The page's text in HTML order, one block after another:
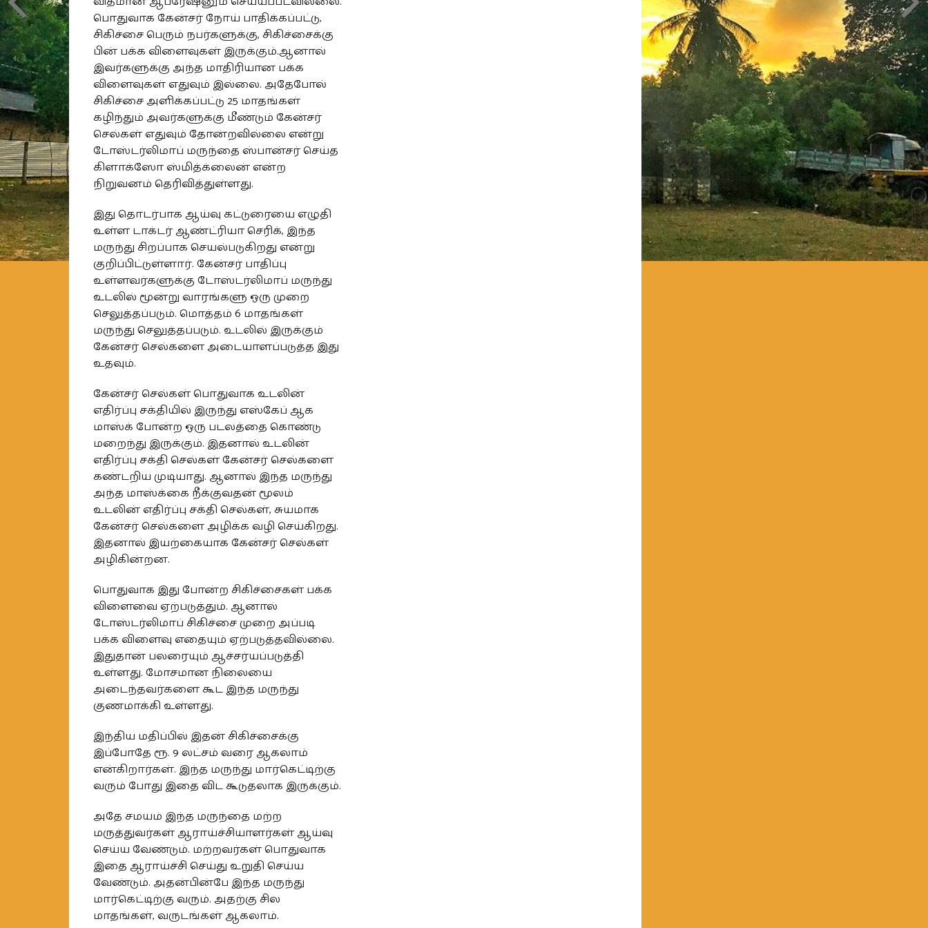
பொதுவாக கேன்சர் நோய் பாதிக்கப்பட்டு,
சிகிச்சை பெரும் நபர்களுக்கு, சிகிச்சைக்கு
பின் பக்க விளைவுகள் இருக்கும்.ஆனால்
இவர்களுக்கு அந்த மாதிரியான பக்க
விளைவுகள் எதுவும் இல்லை. அதேபோல்
சிகிச்சை அளிக்கப்பட்டு 25 மாதங்கள்
கழிந்தும் அவர்களுக்கு மீண்டும் கேன்சர்
செல்கள் எதுவும் தோன்றவில்லை என்று
டோஸ்டர்லிமாப் மருந்தை ஸ்பான்சர் செய்த
கிளாக்ஸோ ஸ்மித்க்லைன் என்ற
நிறுவனம் தெரிவித்துள்ளது.
இது தொடர்பாக ஆய்வு கட்டுரையை எழுதி
உள்ள டாக்டர் ஆண்ட்ரியா செரிக், இந்த
மருந்து சிறப்பாக செயல்படுகிறது என்று
குறிப்பிட்டுள்ளார். கேன்சர் பாதிப்பு
உள்ளவர்களுக்கு டோஸ்டர்லிமாப் மருந்து
உடலில் மூன்று வாரங்களு ஒரு முறை
செலுத்தப்படும். மொத்தம் 6 மாதங்கள்
மருந்து செலுத்தப்படும். உடலில் இருக்கும்
கேன்சர் செல்களை அடையாளப்படுத்த இது
உதவும்.
கேன்சர் செல்கள் பொதுவாக உடலின்
எதிர்ப்பு சக்தியில் இருந்து எஸ்கேப் ஆக
மாஸ்க் போன்ற ஒரு படலத்தை கொண்டு
மறைந்து இருக்கும். இதனால் உடலின்
எதிர்ப்பு சக்தி செல்கள் கேன்சர் செல்களை
கண்டறிய முடியாது. ஆனால் இந்த மருந்து
அந்த மாஸ்க்கை நீக்குவதன் மூலம்
உடலின் எதிர்ப்பு சக்தி செல்கள், சுயமாக
கேன்சர் செல்களை அழிக்க வழி செய்கிறது.
இதனால் இயற்கையாக கேன்சர் செல்கள்
அழிகின்றன.
பொதுவாக இது போன்ற சிகிச்சைகள் பக்க
விளைவை ஏற்படுத்தும். ஆனால்
டோஸ்டர்லிமாப் சிகிச்சை முறை அப்படி
பக்க விளைவு எதையும் ஏற்படுத்தவில்லை.
இதுதான் பலரையும் ஆச்சர்யப்படுத்தி
உள்ளது. மோசமான நிலையை
அடைந்தவர்களை கூட இந்த மருந்து
குணமாக்கி உள்ளது.
இந்திய மதிப்பில் இதன் சிகிச்சைக்கு
இப்போதே ரூ. 9 லட்சம் வரை ஆகலாம்
என்கிறார்கள். இந்த மருந்து மார்கெட்டிற்கு
வரும் போது இதை விட கூடுதலாக இருக்கும்.
அதே சமயம் இந்த மருந்தை மற்ற
மருத்துவர்கள் ஆராய்ச்சியாளர்கள் ஆய்வு
செய்ய வேண்டும். மற்றவர்கள் பொதுவாக
இதை ஆராய்ச்சி செய்து உறுதி செய்ய
வேண்டும். அதன்பின்பே இந்த மருந்து
மார்கெட்டிற்கு வரும். அதற்கு சில
மாதங்கள், வருடங்கள் ஆகலாம்.